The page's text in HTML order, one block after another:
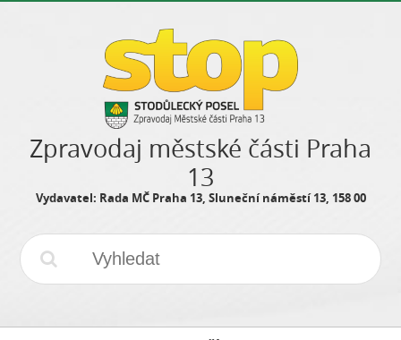
Zpravodaj městské části Praha
13
Vydavatel: Rada MČ Praha 13, Sluneční náměstí 13, 158 00